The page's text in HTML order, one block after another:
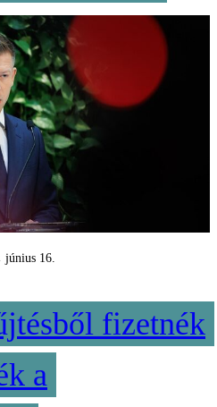
június 16.
fizetnék
a